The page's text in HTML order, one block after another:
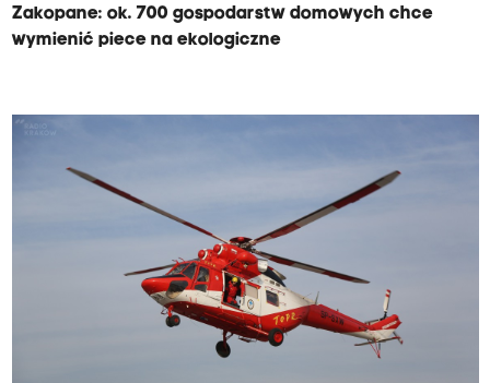
Zakopane: ok. 700 gospodarstw domowych chce
wymienić piece na ekologiczne